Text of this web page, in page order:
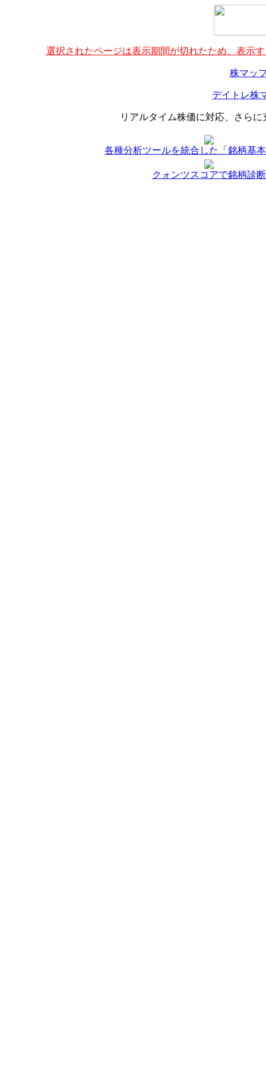
選択されたページは表示期間が切れたため、表示
株マッ
デイトレ株
リアルタイム株価に対応、さら
各種分析ツールを統合した「銘柄基
クォンツスコアで銘柄診断